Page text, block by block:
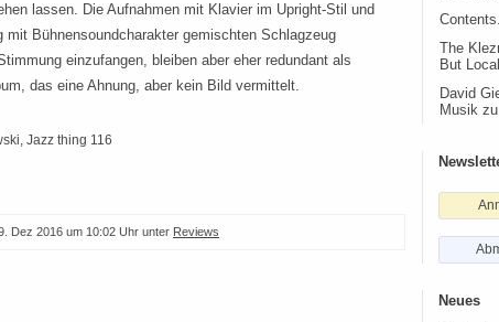
lassen. Die Aufnahmen mit Klavier im Upright-Stil und
mit Bühnensoundcharakter gemischten Schlagzeug
einzufangen, bleiben aber eher redundant als
das eine Ahnung, aber kein Bild vermittelt.
, Jazz thing 116
Dez 2016 um 10:02 Uhr unter Reviews
The
But Local
David
Musik
Neues